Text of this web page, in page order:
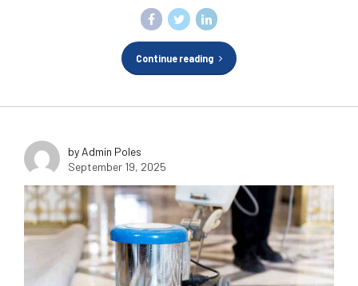
Continue reading
by Admin Poles
September 19, 2025